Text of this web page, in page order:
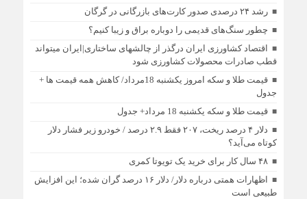
رشد ۲۴ درصدی صدور کارت‌های بازرگانی در گرگان
چطور سنگ‌های قدیمی را دوباره براق و زیبا کنیم؟
اقتصاد کشاورزی ایران درگذر از چالشهای ساختاری|ایران میتواند
قطب صادرات محصولات کشاورزی شود
قیمت طلا و سکه امروز یکشنبه 18مرداد/ کاهش همه قیمت ها +
جدول
قیمت طلا و سکه یکشنبه 18 مرداد+ جدول
دلار ۴ درصد ریخت، ۲۰۷ فقط ۲.۹ درصد / خودرو زیر فشار دلار
کوتاه می‌آید؟
۴۸ سال کار برای خرید یک تویوتا کمری
اظهارات همتی درباره دلار/ دلار ۱۶ درصد گران شده؛ این افزایش
طبیعی است